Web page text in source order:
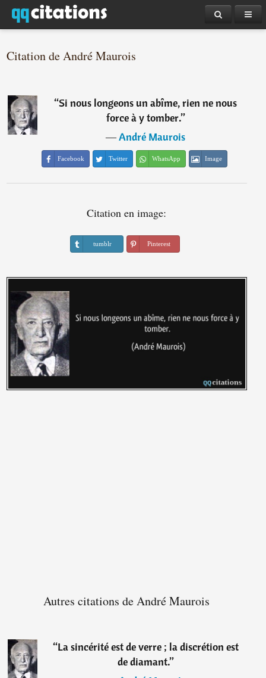
Citation de André Maurois
“Si nous longeons un abîme, rien ne nous
force à y tomber.”
―André Maurois
Facebook Twitter WhatsApp Image
Citation en image:
tumblr Pinterest
Autres citations de André Maurois
“La sincérité est de verre ; la discrétion est
de diamant.”